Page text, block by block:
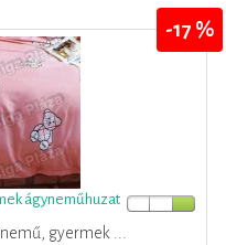
ágyneműhuzat
gyermek ...
-17 %